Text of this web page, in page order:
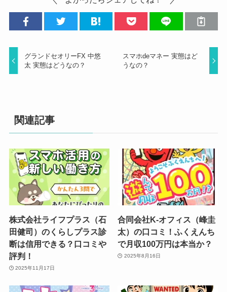
グランドセオリーFX 中悠
太 実態はどうなの？
スマホdeマネー 実態はど
うなの？
関連記事
株式会社ライフプラス（石
田健司）のくらしプラス診
断は信用できる？口コミや
評判！
2025年11月17日
合同会社K-オフィス（峰圭
太）の口コミ！ふくえんち
で月収100万円は本当か？
2025年8月16日